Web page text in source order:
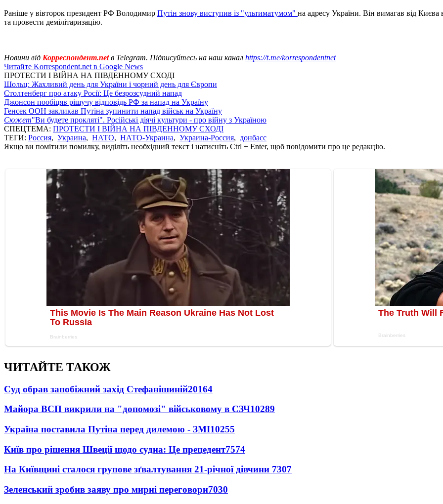
Раніше у вівторок президент РФ Володимир Путін знову виступив із "ультиматумом" на адресу України. Він вимагав від
та провести демілітаризацію.
Новини від Корреспондент.netв Telegram. Підписуйтесь на наш канал https://t.me/korrespondentnet
Читайте Korrespondent.net в Google News
ПРОТЕСТИ І ВІЙНА НА ПІВДЕННОМУ СХОДІ
Шольц: Жахливий день для України і чорний день для Європи
Столтенберг про атаку Росії: Це безрозсудний напад
Джонсон пообіцяв рішучу відповідь РФ за напад на Україну
Генсек ООН закликав Путіна зупинити напад військ на Україну
Сюжет"Ви будете прокляті". Російські діячі культури - про війну з Україною
СПЕЦТЕМА: ПРОТЕСТИ І ВІЙНА НА ПІВДЕННОМУ СХОДІ
ТЕГИ: Россия, Украина, НАТО, НАТО-Украина, Украина-Россия, донбасс
Якщо ви помітили помилку, виділіть необхідний текст і натисніть Ctrl + Enter, щоб повідомити про це редакцію.
ЧИТАЙТЕ ТАКОЖ
Суд обрав запобіжний захід Стефанішиній20164
Майора ВСП викрили на "допомозі" військовому в СЗЧ10289
Україна поставила Путіна перед дилемою - ЗМІ10255
Київ про рішення Швеції щодо судна: Це прецедент7574
На Київщині сталося групове зґвалтування 21-річної дівчини 7307
Зеленський зробив заяву про мирні переговори7030